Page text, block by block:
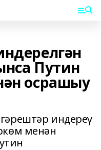
Путин
осрашыу
индереү
менән